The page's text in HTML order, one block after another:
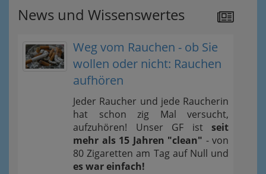
News und Wissenswertes
Weg vom Rauchen - ob Sie
wollen oder nicht: Rauchen
aufhören
Jeder Raucher und jede Raucherin
hat schon zig Mal versucht,
aufzuhören! Unser GF ist seit
mehr als 15 Jahren "clean" - von
80 Zigaretten am Tag auf Null und
es war einfach!